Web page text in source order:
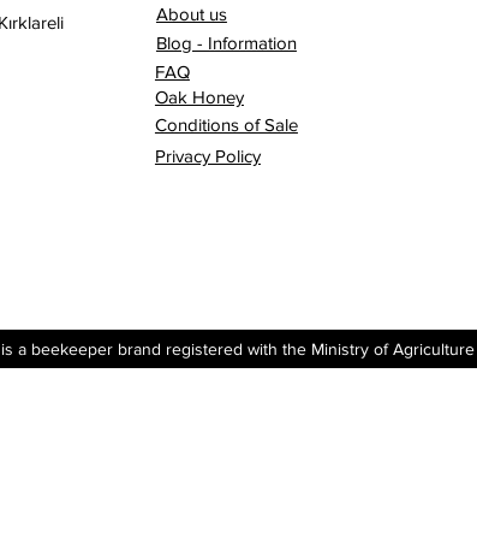
Add to Cart
About us
Blog - Information
FAQ
Oak Honey
Conditions of Sale
Privacy Policy
a beekeeper brand registered with the Ministry of